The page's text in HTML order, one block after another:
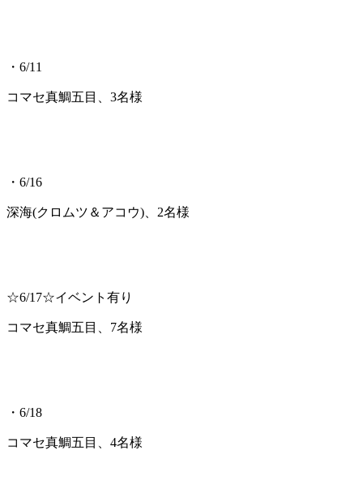
・6/11
コマセ真鯛五目、3名様
・6/16
深海(クロムツ＆アコウ)、2名様
☆6/17☆イベント有り
コマセ真鯛五目、7名様
・6/18
コマセ真鯛五目、4名様